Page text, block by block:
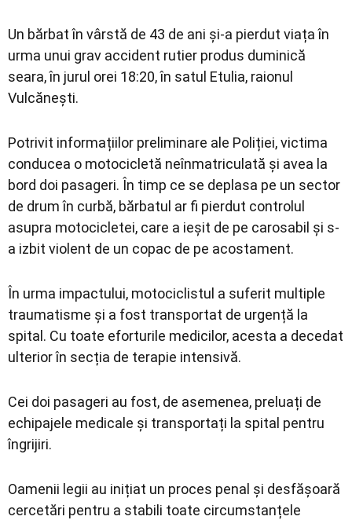
Un bărbat în vârstă de 43 de ani și-a pierdut viața în
urma unui grav accident rutier produs duminică
seara, în jurul orei 18:20, în satul Etulia, raionul
Vulcănești.
Potrivit informațiilor preliminare ale Poliției, victima
conducea o motocicletă neînmatriculată și avea la
bord doi pasageri. În timp ce se deplasa pe un sector
de drum în curbă, bărbatul ar fi pierdut controlul
asupra motocicletei, care a ieșit de pe carosabil și s-
a izbit violent de un copac de pe acostament.
În urma impactului, motociclistul a suferit multiple
traumatisme și a fost transportat de urgență la
spital. Cu toate eforturile medicilor, acesta a decedat
ulterior în secția de terapie intensivă.
Cei doi pasageri au fost, de asemenea, preluați de
echipajele medicale și transportați la spital pentru
îngrijiri.
Oamenii legii au inițiat un proces penal și desfășoară
cercetări pentru a stabili toate circumstanțele